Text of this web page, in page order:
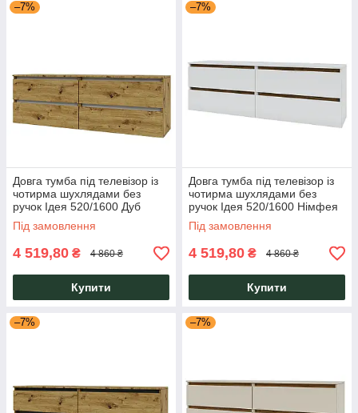
–7%
Довга тумба під телевізор із
чотирма шухлядами без
ручок Ідея 520/1600 Дуб
Артизан/Німфея Альба
Garant
Під замовлення
4 519,80 ₴ 4 860 ₴
Купити
–7%
Довга тумба під телевізор із
чотирма шухлядами без
ручок Ідея 520/1600 Німфея
Альба/ Дуб Артизан Garant
Під замовлення
4 519,80 ₴ 4 860 ₴
Купити
–7% –7%